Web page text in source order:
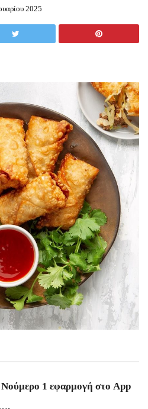
2025
1 εφαρμογή στο App